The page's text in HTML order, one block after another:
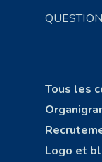
Tous les
Logo et